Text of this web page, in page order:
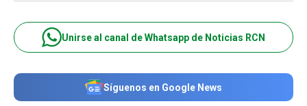
Unirse al canal de Whatsapp de Noticias RCN
Síguenos en Google News